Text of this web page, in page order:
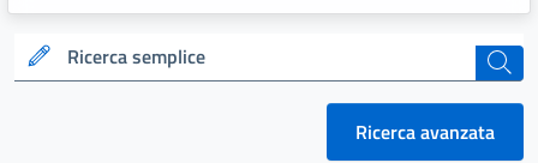
Ricerca semplice cerca
Ricerca avanzata